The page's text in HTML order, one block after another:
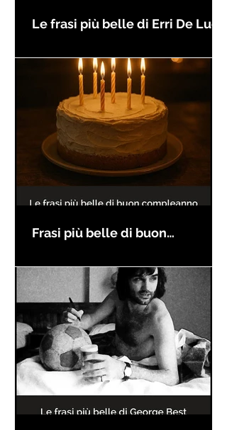
Le frasi più belle di Erri De Luca
Frasi più belle di buon